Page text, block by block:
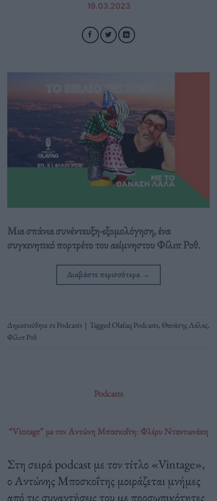
19.03.2023
Μια σπάνια συνέντευξη-εξομολόγηση, ένα
συγκινητικό πορτρέτο του αείμνηστου Φίλιπ Ροθ.
Διαβάστε περισσότερα →
Δημοσιεύθηκε σεPodcasts | TaggedOlafaq Podcasts, Θανάσης Λάλας,
Φίλιπ Ροθ
Podcasts
“Vintage” με τον Αντώνη Μποσκοΐτη: Φλέρυ Νταντωνάκη
Στη σειρά podcast με τον τίτλο «Vintage»,
ο Αντώνης Μποσκοΐτης μοιράζεται μνήμες
από τις συναντήσεις του με προσωπικότητες